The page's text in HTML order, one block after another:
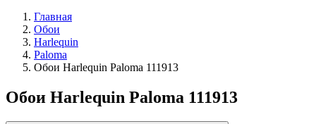
Главная
Обои
Harlequin
Paloma
Обои Harlequin Paloma 111913
Обои Harlequin Paloma 111913